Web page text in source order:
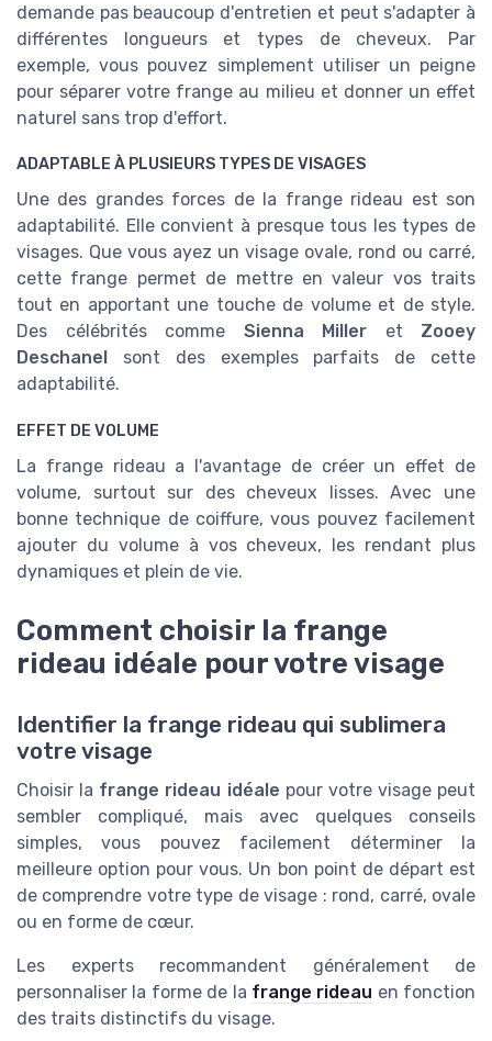
demande pas beaucoup d'entretien et peut s'adapter à
différentes longueurs et types de cheveux. Par
exemple, vous pouvez simplement utiliser un peigne
pour séparer votre frange au milieu et donner un effet
naturel sans trop d'effort.
ADAPTABLE À PLUSIEURS TYPES DE VISAGES
Une des grandes forces de la frange rideau est son
adaptabilité. Elle convient à presque tous les types de
visages. Que vous ayez un visage ovale, rond ou carré,
cette frange permet de mettre en valeur vos traits
tout en apportant une touche de volume et de style.
Des célébrités comme Sienna Miller et Zooey
Deschanel
sont des exemples parfaits de cette
adaptabilité.
EFFET DE VOLUME
La frange rideau a l'avantage de créer un effet de
volume, surtout sur des cheveux lisses. Avec une
bonne technique de coiffure, vous pouvez facilement
ajouter du volume à vos cheveux, les rendant plus
dynamiques et plein de vie.
Comment choisir la frange
rideau idéale pour votre visage
Identifier la frange rideau qui sublimera
votre visage
Choisir la frange rideau idéale pour votre visage peut
sembler compliqué, mais avec quelques conseils
simples, vous pouvez facilement déterminer la
meilleure option pour vous. Un bon point de départ est
de comprendre votre type de visage : rond, carré, ovale
ou en forme de cœur.
Les experts recommandent généralement de
personnaliser la forme de la frange rideau en fonction
des traits distinctifs du visage.